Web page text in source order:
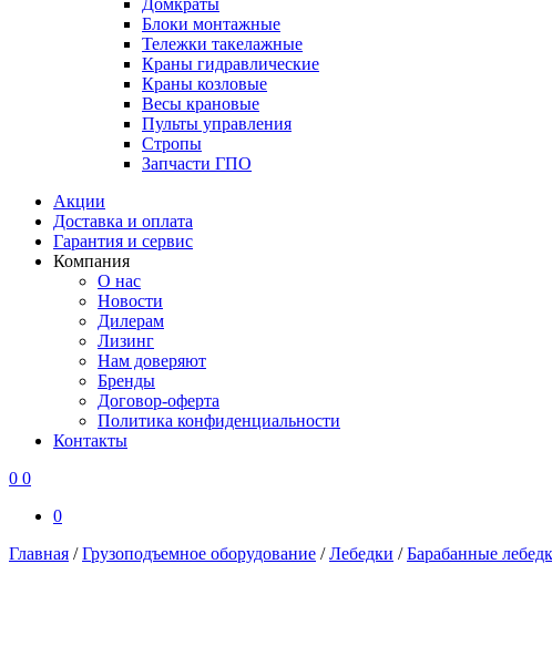
Домкраты
Блоки монтажные
Тележки такелажные
Краны гидравлические
Краны козловые
Весы крановые
Пульты управления
Стропы
Запчасти ГПО
Акции
Доставка и оплата
Гарантия и сервис
Компания
О нас
Новости
Дилерам
Лизинг
Нам доверяют
Бренды
Договор-оферта
Политика конфиденциальности
Контакты
0 0
0
Главная /Грузоподъемное оборудование /Лебедки /Барабанные